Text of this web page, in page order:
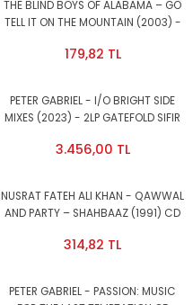
THE BLIND BOYS OF ALABAMA – GO
TELL IT ON THE MOUNTAIN (2003) -
179,82 TL
PETER GABRIEL - I/O BRIGHT SIDE
MIXES (2023) - 2LP GATEFOLD SIFIR
3.456,00 TL
NUSRAT FATEH ALI KHAN - QAWWAL
AND PARTY – SHAHBAAZ (1991) CD
314,82 TL
PETER GABRIEL - PASSION: MUSIC